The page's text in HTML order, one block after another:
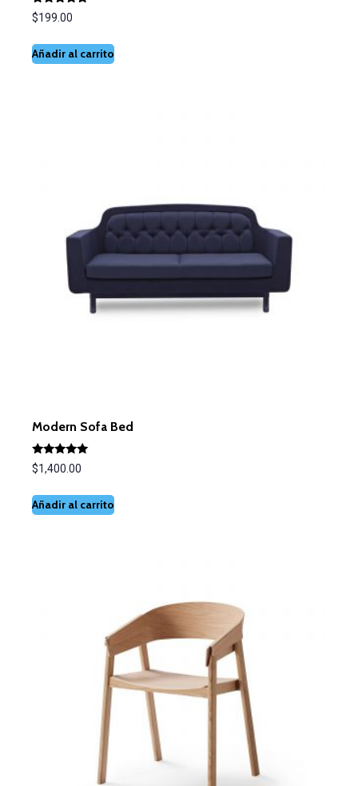
Valorado
con
de 5
$199.00
Añadir al carrito
Modern Sofa Bed
Valorado
con
de 5
$1,400.00
Añadir al carrito